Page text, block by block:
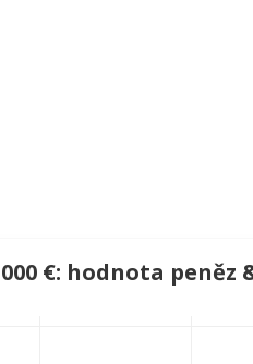
€: hodnota